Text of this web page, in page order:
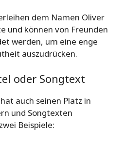
dem Namen Oliver
und können von Freunden
werden, um eine enge
auszudrücken.
oder Songtext
auch seinen Platz in
und Songtexten
Beispiele: